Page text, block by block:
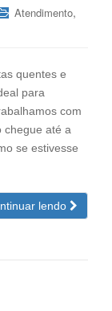
Atendimento,
quentes e
para
com
chegue até a
se estivesse
lendo